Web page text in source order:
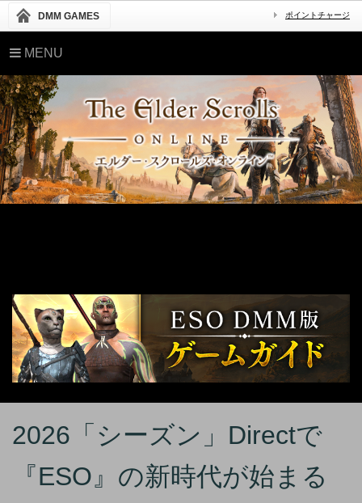
DMM GAMES ポイントチャージ
MENU
2026「シーズン」Directで
『ESO』の新時代が始まる